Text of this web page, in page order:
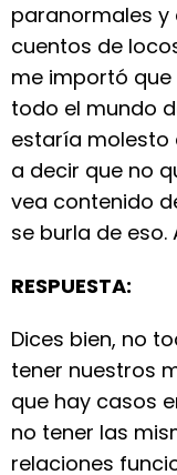
paranormales y
cuentos de
me importó
todo el mundo
estaría molesto
a decir que no
vea contenido
se burla de eso.
RESPUESTA:
Dices bien, no
tener nuestros
que hay casos
no tener las
relaciones